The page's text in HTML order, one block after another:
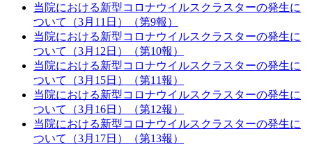
当院における新型コロナウイルスクラスターの発生に
ついて（3月11日）（第9報）
当院における新型コロナウイルスクラスターの発生に
ついて（3月12日）（第10報）
当院における新型コロナウイルスクラスターの発生に
ついて（3月15日）（第11報）
当院における新型コロナウイルスクラスターの発生に
ついて（3月16日）（第12報）
当院における新型コロナウイルスクラスターの発生に
ついて（3月17日）（第13報）